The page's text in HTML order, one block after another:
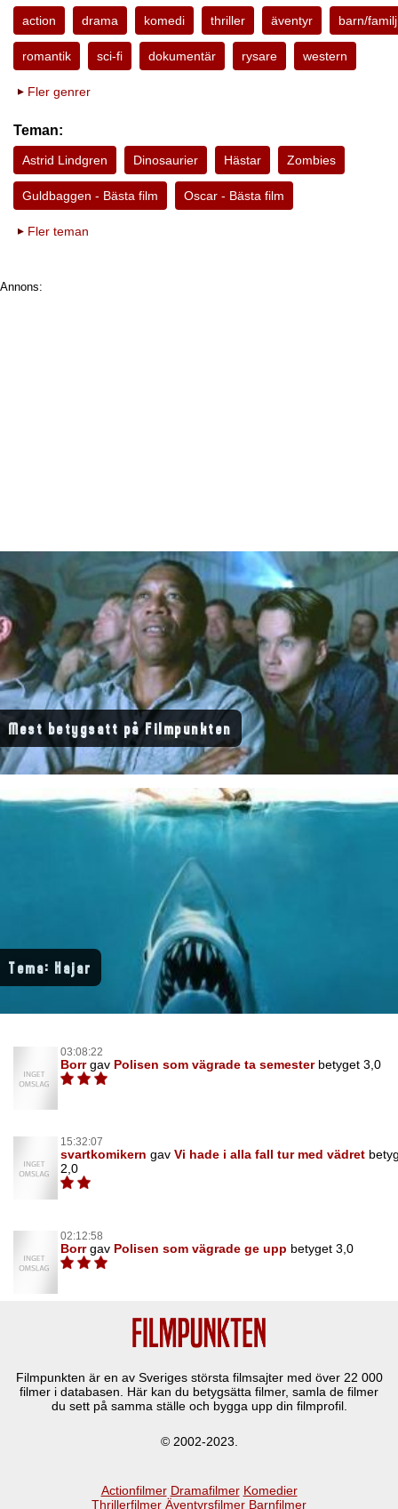
action drama komedi thriller äventyr barn/familj
romantik sci-fi dokumentär rysare western
Fler genrer
Teman:
Astrid Lindgren Dinosaurier Hästar Zombies
Guldbaggen - Bästa film Oscar - Bästa film
Fler teman
Annons:
Mest betygsatt på Filmpunkten
Tema: Hajar
03:08:22
Borrgav Polisen som vägrade ta semester betyget 3,0
15:32:07
svartkomikern gav Vi hade i alla fall tur med vädret
2,0
02:12:58
Borrgav Polisen som vägrade ge upp betyget 3,0
Filmpunkten är en av Sveriges största filmsajter med över 22 000
filmer i databasen. Här kan du betygsätta filmer, samla de filmer
du sett på samma ställe och bygga upp din filmprofil.
© 2002-2023.
Actionfilmer Dramafilmer Komedier
Thrillerfilmer Äventyrsfilmer Barnfilmer